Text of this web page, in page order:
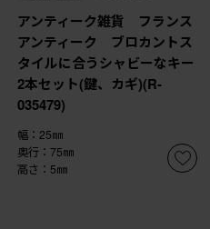
アンティーク雑貨 フランス
アンティーク ブロカントス
タイルに合うシャビーなキー
2本セット(鍵、カギ)(R-
035479)
幅：25㎜
奥行：75㎜
高さ：5㎜